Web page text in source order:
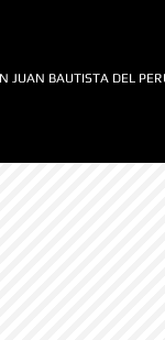
JUAN BAUTISTA DEL